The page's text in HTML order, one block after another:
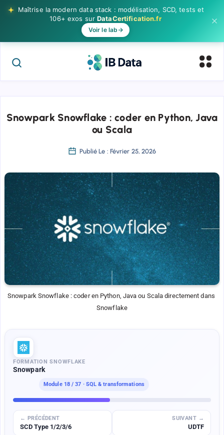
Maîtrise la modern data stack : modélisation, SCD, tests et
106+ exos surDataCertification.fr
Voir le lab
Snowpark Snowflake : coder en Python, Java
ou Scala
Publié Le : Février 25, 2026
Snowpark Snowflake : coder en Python, Java ou Scala directement dans
Snowflake
FORMATION SNOWFLAKE
Snowpark
Module 18/ 37 · SQL & transformations
← PRÉCÉDENT
SCD Type 1/2/3/6
SUIVANT →
UDTF